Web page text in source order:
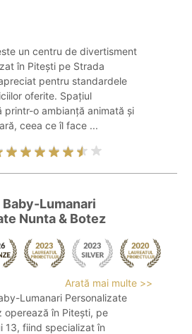
un centru de divertisment
în Pitești pe Strada
pentru standardele
oferite. Spațiul
printr-o ambianță animată și
ceea ce îl face ...
Baby-Lumanari
Nunta & Botez
Arată mai multe >>
Lumanari Personalizate
operează în Pitești, pe
13, fiind specializat în